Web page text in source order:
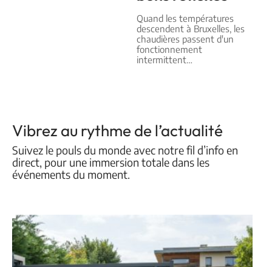
Quand les températures
descendent à Bruxelles, les
chaudières passent d'un
fonctionnement
intermittent…
Vibrez au rythme de l’actualité
Suivez le pouls du monde avec notre fil d’info en
direct, pour une immersion totale dans les
événements du moment.